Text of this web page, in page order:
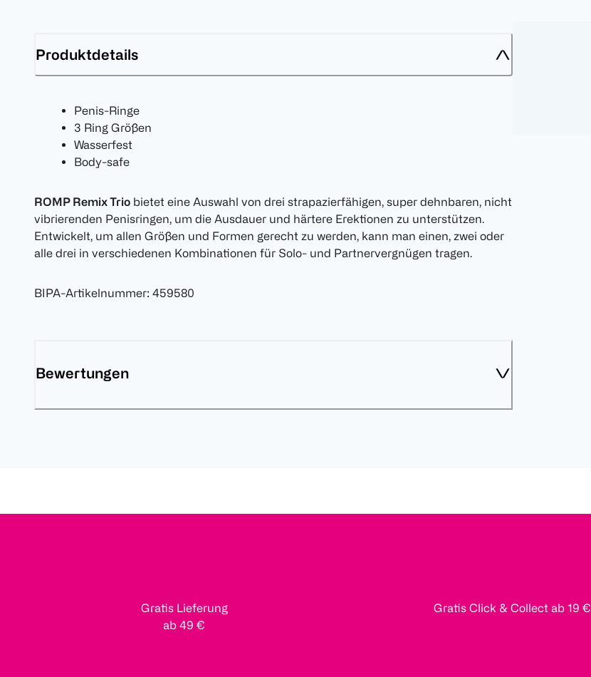
Produktdetails
Penis-Ringe
3 Ring Größen
Wasserfest
Body-safe
ROMP Remix Trio bietet eine Auswahl von drei strapazierfähigen, super dehnbaren, nicht
vibrierenden Penisringen, um die Ausdauer und härtere Erektionen zu unterstützen.
Entwickelt, um allen Größen und Formen gerecht zu werden, kann man einen, zwei oder
alle drei in verschiedenen Kombinationen für Solo- und Partnervergnügen tragen.
BIPA-Artikelnummer: 459580
Bewertungen
Gratis Lieferung
ab 49 €
Gratis Click & Collect ab 19 €